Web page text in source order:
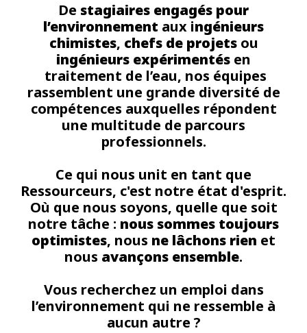
De stagiaires engagés pour
l’environnement aux ingénieurs
chimistes, chefs de projetsou
ingénieurs expérimentés en
traitement de l’eau, nos équipes
rassemblent une grande diversité de
compétences auxquelles répondent
une multitude de parcours
professionnels.
Ce qui nous unit en tant que
Ressourceurs, c'est notre état d'esprit.
Où que nous soyons, quelle que soit
notre tâche : nous sommes toujours
optimistes, nous ne lâchons rien et
nous avançons ensemble.
Vous recherchez un emploi dans
l’environnement qui ne ressemble à
aucun autre ?